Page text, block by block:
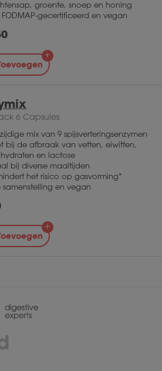
groente, snoep en honing
FODMAP-gecertificeerd en vegan
6 Capsules
mix van 9 spijsverteringsenzymen
bij de afbraak van vetten, eiwitten,
en lactose
bij diverse maaltijden
het risico op gasvorming*
samenstelling en vegan